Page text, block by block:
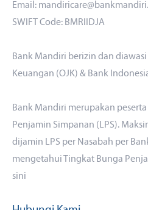
Email:
SWIFT Code: BMRIIDJA
Bank Mandiri berizin dan diawasi
Keuangan (OJK) & Bank
Bank Mandiri merupakan
Penjamin Simpanan (LPS).
dijamin LPS per Nasabah per
mengetahui Tingkat Bunga
sini